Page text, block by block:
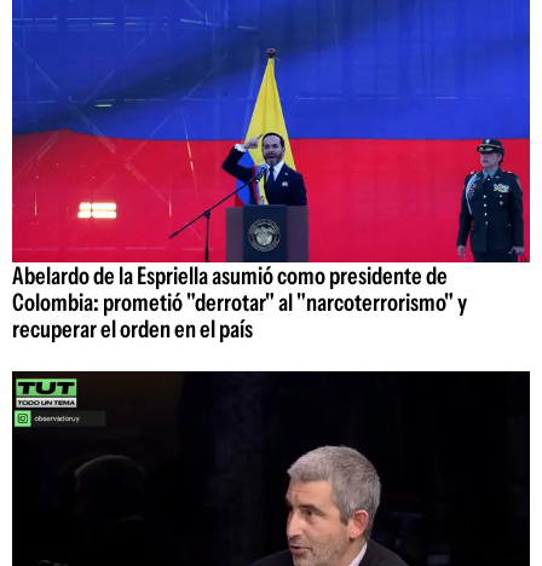
Abelardo de la Espriella asumió como presidente de
Colombia: prometió "derrotar" al "narcoterrorismo" y
recuperar el orden en el país